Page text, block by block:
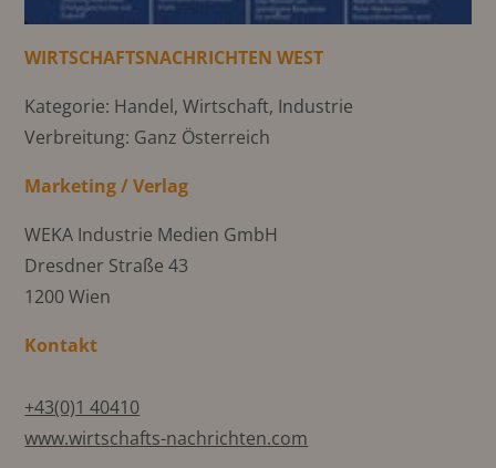
WIRTSCHAFTSNACHRICHTEN WEST
Kategorie: Handel, Wirtschaft, Industrie
Verbreitung: Ganz Österreich
Marketing / Verlag
WEKA Industrie Medien GmbH
Dresdner Straße 43
1200 Wien
Kontakt
+43(0)1 40410
www.wirtschafts-nachrichten.com